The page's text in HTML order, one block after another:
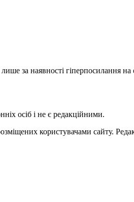
за наявності гіперпосилання на
осіб і не є редакційними.
користувачами сайту.